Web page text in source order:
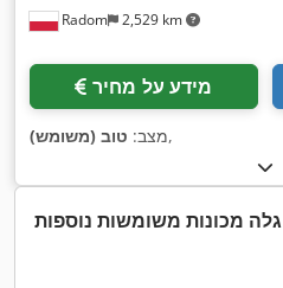
Radom 2,529 km
מידע על מחיר
מצב: טוב (משומש) ,
גלה מכונות משומשות נוספות